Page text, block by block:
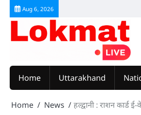
Skip
Aug 6, 2026
Home Uttarakhand
Home News हल्द्वानी : राशन